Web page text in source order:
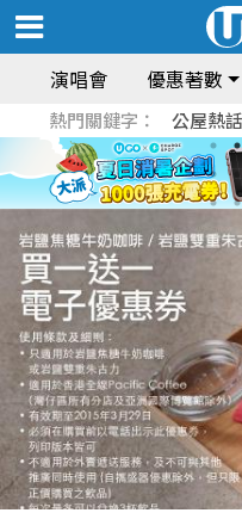
演唱會 優惠著數
熱門關鍵字： 公屋熱話